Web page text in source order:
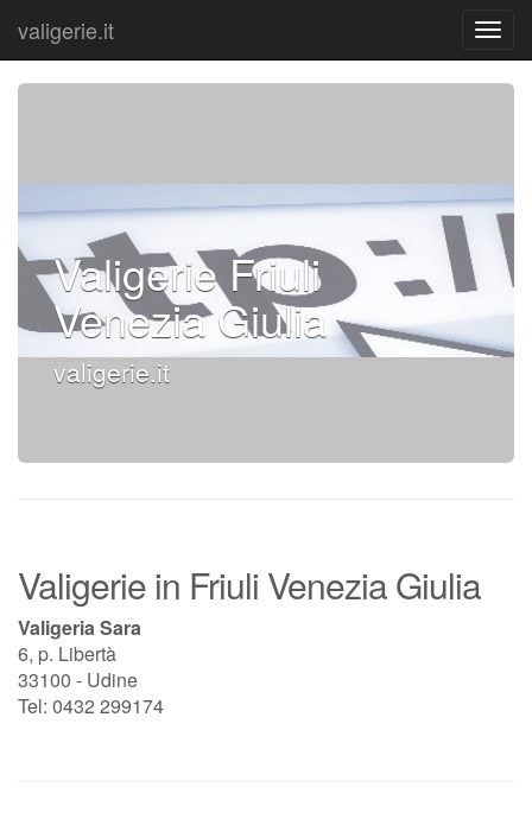
valigerie.it
Valigerie Friuli
Venezia Giulia
valigerie.it
Valigerie in Friuli Venezia Giulia
Valigeria Sara
6, p. Libertà
33100 - Udine
Tel: 0432 299174